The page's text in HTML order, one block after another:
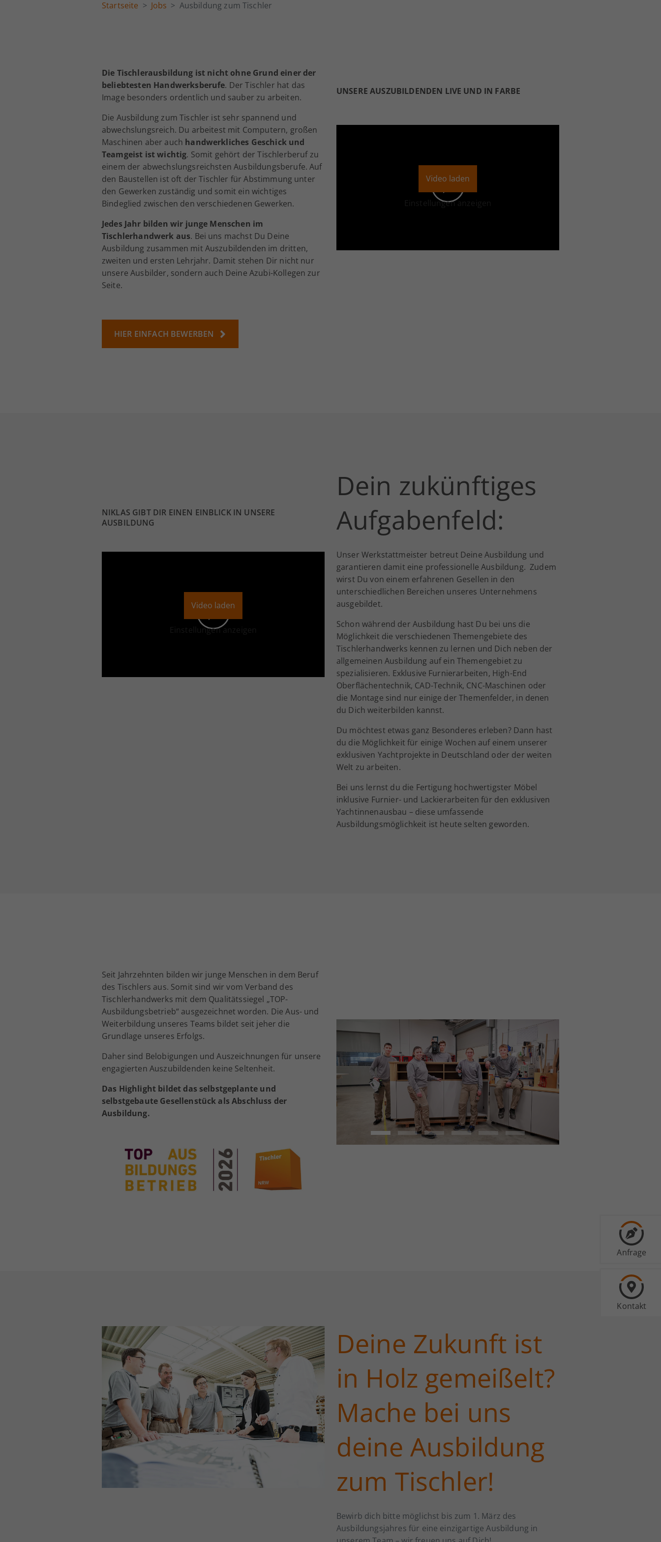
Startseite Jobs Ausbildung zum Tischler
Die Tischlerausbildung ist nicht ohne Grund einer der
beliebtesten Handwerksberufe. Der Tischler hat das
Image besonders ordentlich und sauber zu arbeiten.
Die Ausbildung zum Tischler ist sehr spannend und
abwechslungsreich. Du arbeitest mit Computern, großen
Maschinen aber auch handwerkliches Geschick und
Teamgeist ist wichtig. Somit gehört der Tischlerberuf zu
einem der abwechslungsreichsten Ausbildungsberufe. Auf
den Baustellen ist oft der Tischler für Abstimmung unter
den Gewerken zuständig und somit ein wichtiges
Bindeglied zwischen den verschiedenen Gewerken.
Jedes Jahr bilden wir junge Menschen im
Tischlerhandwerk aus. Bei uns machst Du Deine
Ausbildung zusammen mit Auszubildenden im dritten,
zweiten und ersten Lehrjahr. Damit stehen Dir nicht nur
unsere Ausbilder, sondern auch Deine Azubi-Kollegen zur
Seite.
HIER EINFACH BEWERBEN
UNSERE AUSZUBILDENDEN LIVE UND IN FARBE
Video laden
Einstellungen anzeigen
NIKLAS GIBT DIR EINEN EINBLICK IN UNSERE
AUSBILDUNG
Video laden
Einstellungen anzeigen
Dein zukünftiges
Aufgabenfeld:
Unser Werkstattmeister betreut Deine Ausbildung und
garantieren damit eine professionelle Ausbildung. Zudem
wirst Du von einem erfahrenen Gesellen in den
unterschiedlichen Bereichen unseres Unternehmens
ausgebildet.
Schon während der Ausbildung hast Du bei uns die
Möglichkeit die verschiedenen Themengebiete des
Tischlerhandwerks kennen zu lernen und Dich neben der
allgemeinen Ausbildung auf ein Themengebiet zu
spezialisieren. Exklusive Furnierarbeiten, High-End
Oberflächentechnik, CAD-Technik, CNC-Maschinen oder
die Montage sind nur einige der Themenfelder, in denen
du Dich weiterbilden kannst.
Du möchtest etwas ganz Besonderes erleben? Dann hast
du die Möglichkeit für einige Wochen auf einem unserer
exklusiven Yachtprojekte in Deutschland oder der weiten
Welt zu arbeiten.
Bei uns lernst du die Fertigung hochwertigster Möbel
inklusive Furnier- und Lackierarbeiten für den exklusiven
Yachtinnenausbau – diese umfassende
Ausbildungsmöglichkeit ist heute selten geworden.
Seit Jahrzehnten bilden wir junge Menschen in dem Beruf
des Tischlers aus. Somit sind wir vom Verband des
Tischlerhandwerks mit dem Qualitätssiegel „TOP-
Ausbildungsbetrieb“ ausgezeichnet worden. Die Aus- und
Weiterbildung unseres Teams bildet seit jeher die
Grundlage unseres Erfolgs.
Daher sind Belobigungen und Auszeichnungen für unsere
engagierten Auszubildenden keine Seltenheit.
Das Highlight bildet das selbstgeplante und
selbstgebaute Gesellenstück als Abschluss der
Ausbildung.
Deine Zukunft ist
in Holz gemeißelt?
Mache bei uns
deine Ausbildung
zum Tischler!
Bewirb dich bitte möglichst bis zum 1. März des
Ausbildungsjahres für eine einzigartige Ausbildung in
Anfrage
Kontakt